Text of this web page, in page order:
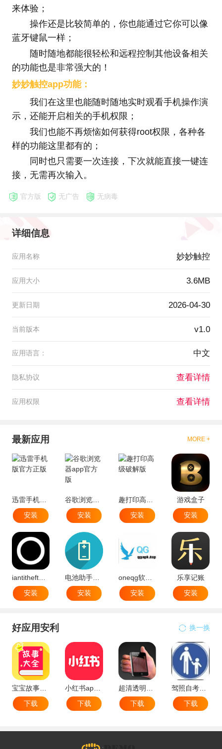
来体验；
操作还是比较简单的，你也能通过它你可以像
蓝牙键鼠一样；
随时随地都能很轻松和远程控制其他设备相关
的功能也是非常强大的！
妙妙触控app功能：
我们在这里也能随时随地实时观看手机操作演
示，还能开启相关的手机权限；
我们也能不再烦恼如何获得root权限，各种各
样的功能这里都有的；
同时也只需要一次连接，下次就能直接一键连
接，无需再次输入。
官方版 无广告 无病毒
详细信息
应用名称 妙妙触控
应用大小 3.6MB
更新日期 2026-04-30
当前版本 v1.0
应用语言： 中文
隐私协议 查看详情
应用权限 查看详情
最新应用 MORE +
迅雷手机版官方正版
安装
安装
安装
游戏盒子
安装
iantitheft免费版
安装
安装
oneqg软件官方版最新版
安装
乐享记账
安装
好应用安利 换一换
宝宝故事大全
下载
下载
下载
下载